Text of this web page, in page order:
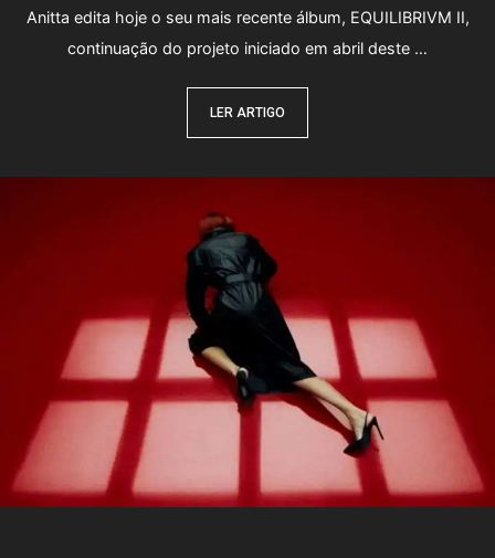
Anitta edita hoje o seu mais recente álbum, EQUILIBRIVM II,
continuação do projeto iniciado em abril deste …
LER ARTIGO